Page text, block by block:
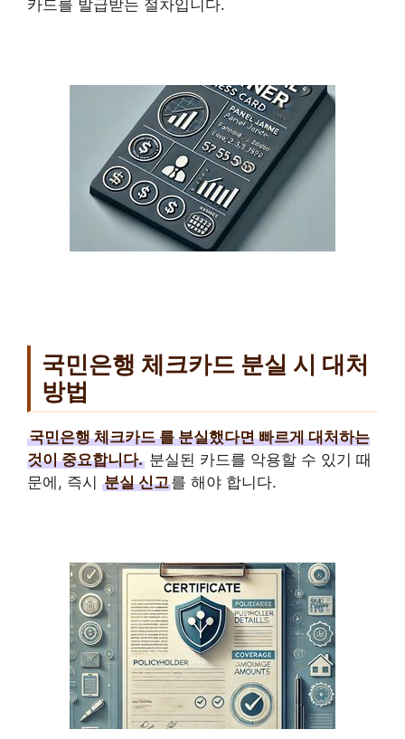
카드를 발급받는 절차입니다.
국민은행 체크카드 분실 시 대처
방법
국민은행 체크카드 를 분실했다면 빠르게 대처하는
것이 중요합니다. 분실된 카드를 악용할 수 있기 때
문에, 즉시 분실 신고를 해야 합니다.